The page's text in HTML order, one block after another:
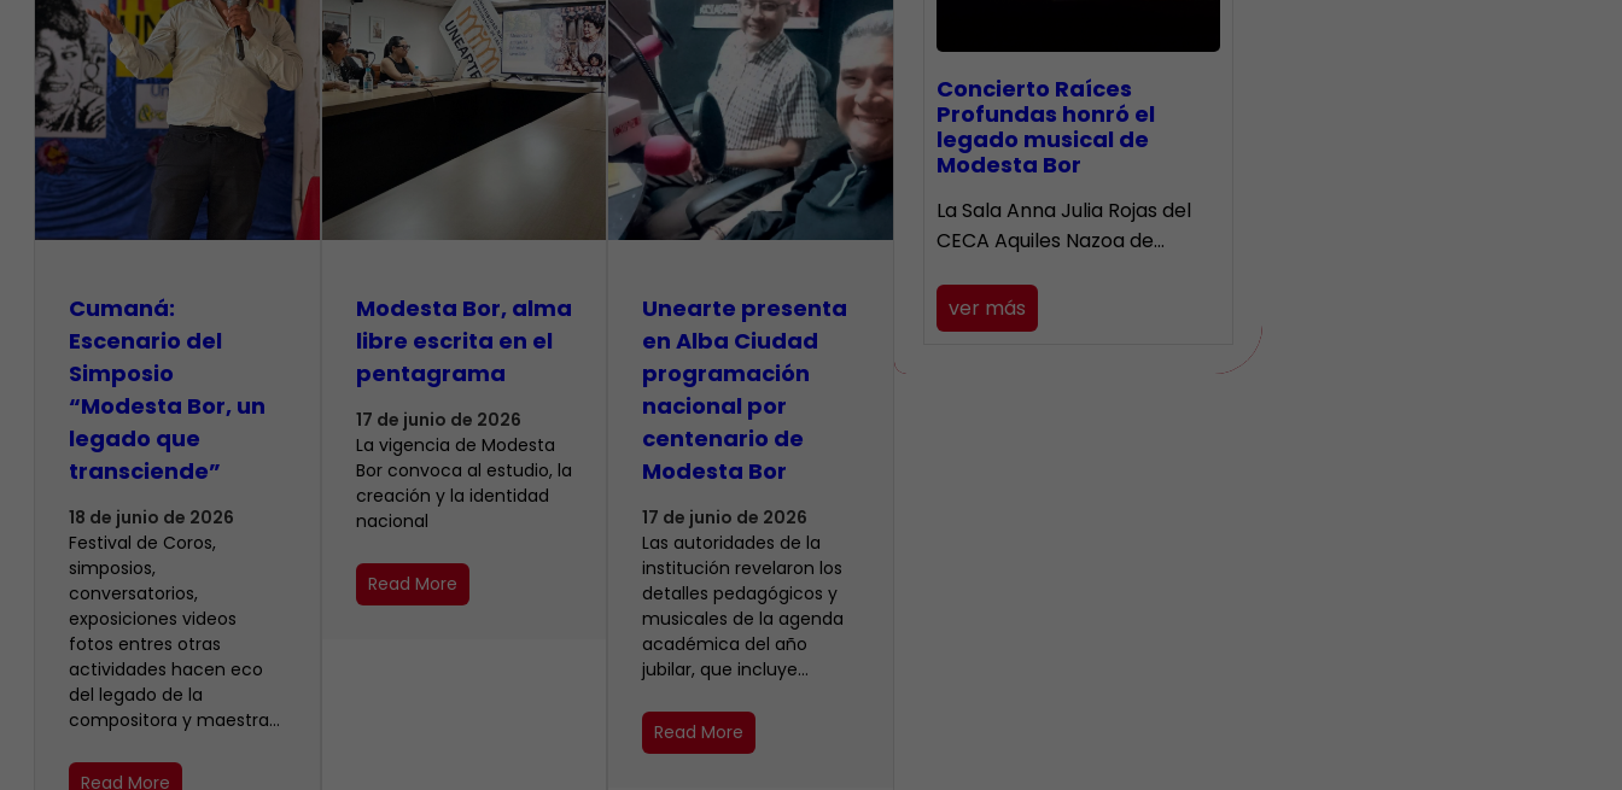
Cumaná:
Escenario del
Simposio
“Modesta Bor, un
legado que
transciende”
18 de junio de 2026
Festival de Coros,
simposios,
conversatorios,
exposiciones videos
fotos entres otras
actividades hacen eco
del legado de la
compositora y maestra…
Read More
Modesta Bor, alma
libre escrita en el
pentagrama
17 de junio de 2026
La vigencia de Modesta
Bor convoca al estudio, la
creación y la identidad
nacional
Read More
​Unearte presenta
en Alba Ciudad
programación
nacional por
centenario de
Modesta Bor
17 de junio de 2026
Las autoridades de la
institución revelaron los
detalles pedagógicos y
musicales de la agenda
académica del año
jubilar, que incluye…
Read More
​Concierto Raíces
Profundas honró el
legado musical de
Modesta Bor
La Sala Anna Julia Rojas del
CECA Aquiles Nazoa de…
ver más